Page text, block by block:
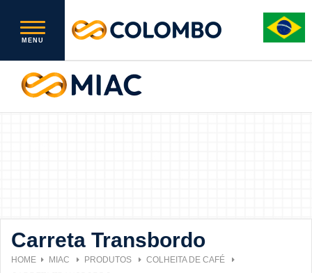
Carreta Transbordo
HOME MIAC PRODUTOS
COLHEITA DE CAFÉ